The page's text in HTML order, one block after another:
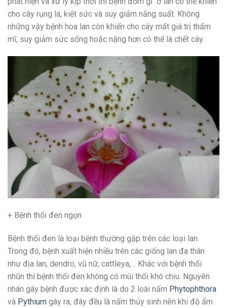
cho cây rụng lá, kiệt sức và suy giảm năng suất. Không
những vậy bệnh hoa lan còn khiến cho cây mất giá trị thẩm
mĩ, suy giảm sức sống hoặc nặng hơn có thể là chết cây.
+ Bệnh thối đen ngọn
Bệnh thối đen là loại bệnh thường gặp trên các loại lan.
Trong đó, bệnh xuất hiện nhiều trên các giống lan đa thân
như địa lan, dendro, vũ nữ, cattleya,… Khác với bệnh thối
nhũn thì bệnh thối đen không có mùi thối khó chịu. Nguyên
nhân gây bệnh được xác định là do 2 loài nấm Phytophthora
và Pythium gây ra, đây đều là nấm thủy sinh nên khi độ ẩm